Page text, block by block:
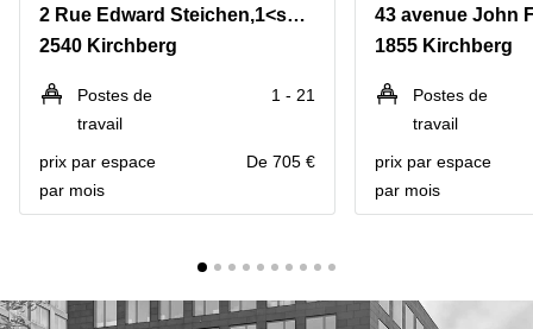
Bertrange
Сoworking
Alzette
Сoworking
Sandweiler
Bureaux
Esch-
Bureaux
Sandweiler
2 Rue Edward Steichen,1<sup>er</sup> étage de l‘immeuble Oksigen
2540 Kirchberg
Postes de
travail
1 - 21
prix par espace
par mois
De 705 €
43 avenue John
1855 Kirchberg
Postes de
travail
prix par espace
par mois